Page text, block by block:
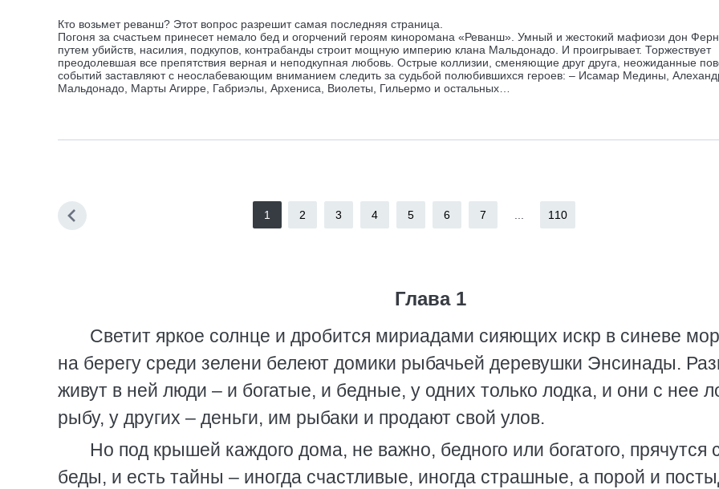
Кто возьмет реванш? Этот вопрос разрешит самая последняя страница.
Погоня за счастьем принесет немало бед и огорчений героям киноромана «Реванш». Умный и жестокий мафиози дон
путем убийств, насилия, подкупов, контрабанды строит мощную империю клана Мальдонадо. И проигрывает. Торжествует
преодолевшая все препятствия верная и неподкупная любовь. Острые коллизии, сменяющие друг друга, неожиданные
событий заставляют с неослабевающим вниманием следить за судьбой полюбившихся героев: – Исамар Медины,
Мальдонадо, Марты Агирре, Габриэлы, Архениса, Виолеты, Гильермо и остальных…
1 2 3 4 5 6 7 110
Глава 1
Светит яркое солнце и дробится мириадами сияющих искр в синеве
на берегу среди зелени белеют домики рыбачьей деревушки Энсинады.
живут в ней люди – и богатые, и бедные, у одних только лодка, и они с нее
рыбу, у других – деньги, им рыбаки и продают свой улов.
Но под крышей каждого дома, не важно, бедного или богатого, прячутся
беды, и есть тайны – иногда счастливые, иногда страшные, а порой и